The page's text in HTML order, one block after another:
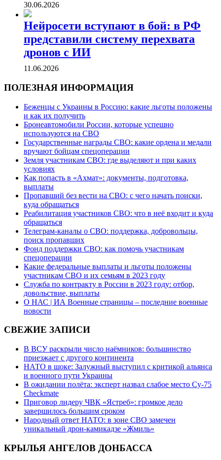
30.06.2026
Нейросети вступают в бой: в РФ
представили систему перехвата
дронов с ИИ
11.06.2026
ПОЛЕЗНАЯ ИНФОРМАЦИЯ
Беженцы с Украины в Россию: какие льготы положены
и как их получить
Бронеавтомобили России, которые успешно
используются на СВО
Государственные награды СВО: какие ордена и медали
вручают бойцам спецоперации
Земля участникам СВО: где выделяют и при каких
условиях
Как попасть в «Ахмат»: документы, подготовка,
выплаты
Пропавший без вести на СВО: с чего начать поиски,
куда обращаться
Реабилитация участников СВО: что в неё входит и куда
обращаться
Телеграм-каналы о СВО: поддержка, добровольцы,
поиск пропавших
Фонд поддержки СВО: как помочь участникам
спецоперации
Какие федеральные выплаты и льготы положены
участникам СВО и их семьям в 2023 году
Служба по контракту в России в 2023 году: отбор,
довольствие, выплаты
О НАС | ИА Военные страницы – последние военные
новости
СВЕЖИЕ ЗАПИСИ
В ВСУ раскрыли число наёмников: большинство
приезжает с другого континента
НАТО в шоке: Залужный выступил с критикой альянса
и военного пути Украины
В ожидании полёта: эксперт назвал слабое место Су-75
Checkmate
Приговор лидеру ЧВК «Ястреб»: громкое дело
завершилось большим сроком
Народный ответ НАТО: в зоне СВО замечен
уникальный дрон-камикадзе «Жмиль»
КРЫЛЬЯ АНГЕЛОВ ДОНБАССА